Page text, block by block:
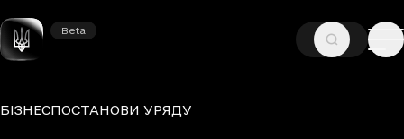
Beta
Beta
ГОЛОВНА—НОВИНИ —БІЗНЕС
Рубрики
БІЗНЕСПОСТАНОВИ УРЯДУ